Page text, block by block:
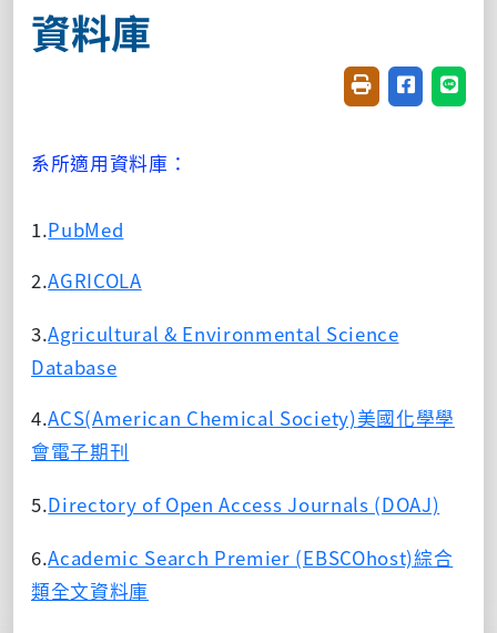
資料庫
友善列印(開新視
分享至臉書
分享
系所適用資料庫：
1.PubMed
2.AGRICOLA
3.Agricultural & Environmental Science
Database
4.ACS(American Chemical Society)美國化學學
會電子期刊
5.Directory of Open Access Journals (DOAJ)
6.Academic Search Premier (EBSCOhost)綜合
類全文資料庫